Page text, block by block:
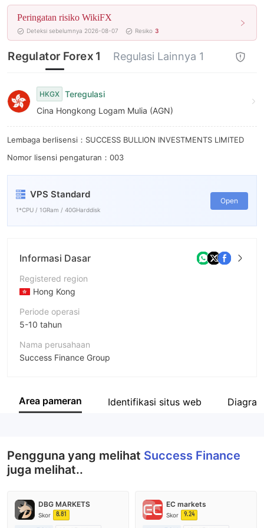
7
8
9
Peringatan risiko WikiFX
Deteksi sebelumnya 2026-08-07 Resiko 3
Regulator Forex 1 Regulasi Lainnya 1
HKGX Teregulasi
Cina Hongkong Logam Mulia (AGN)
Lembaga berlisensi：SUCCESS BULLION INVESTMENTS LIMITED
Nomor lisensi pengaturan：003
VPS Standard
1*CPU / 1GRam / 40GHarddisk
Open
Informasi Dasar
Registered region
Hong Kong
Periode operasi
5-10 tahun
Nama perusahaan
Success Finance Group
Karyawan perusahaan
Area pameran Identifikasi situs web
Pengguna yang melihat Success Finance
juga melihat..
DBG MARKETS
Skor 8.81
EC markets
Skor 9.24